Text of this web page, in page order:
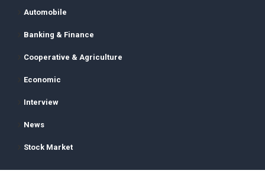
Automobile
Banking & Finance
Cooperative & Agriculture
Economic
Interview
News
Stock Market